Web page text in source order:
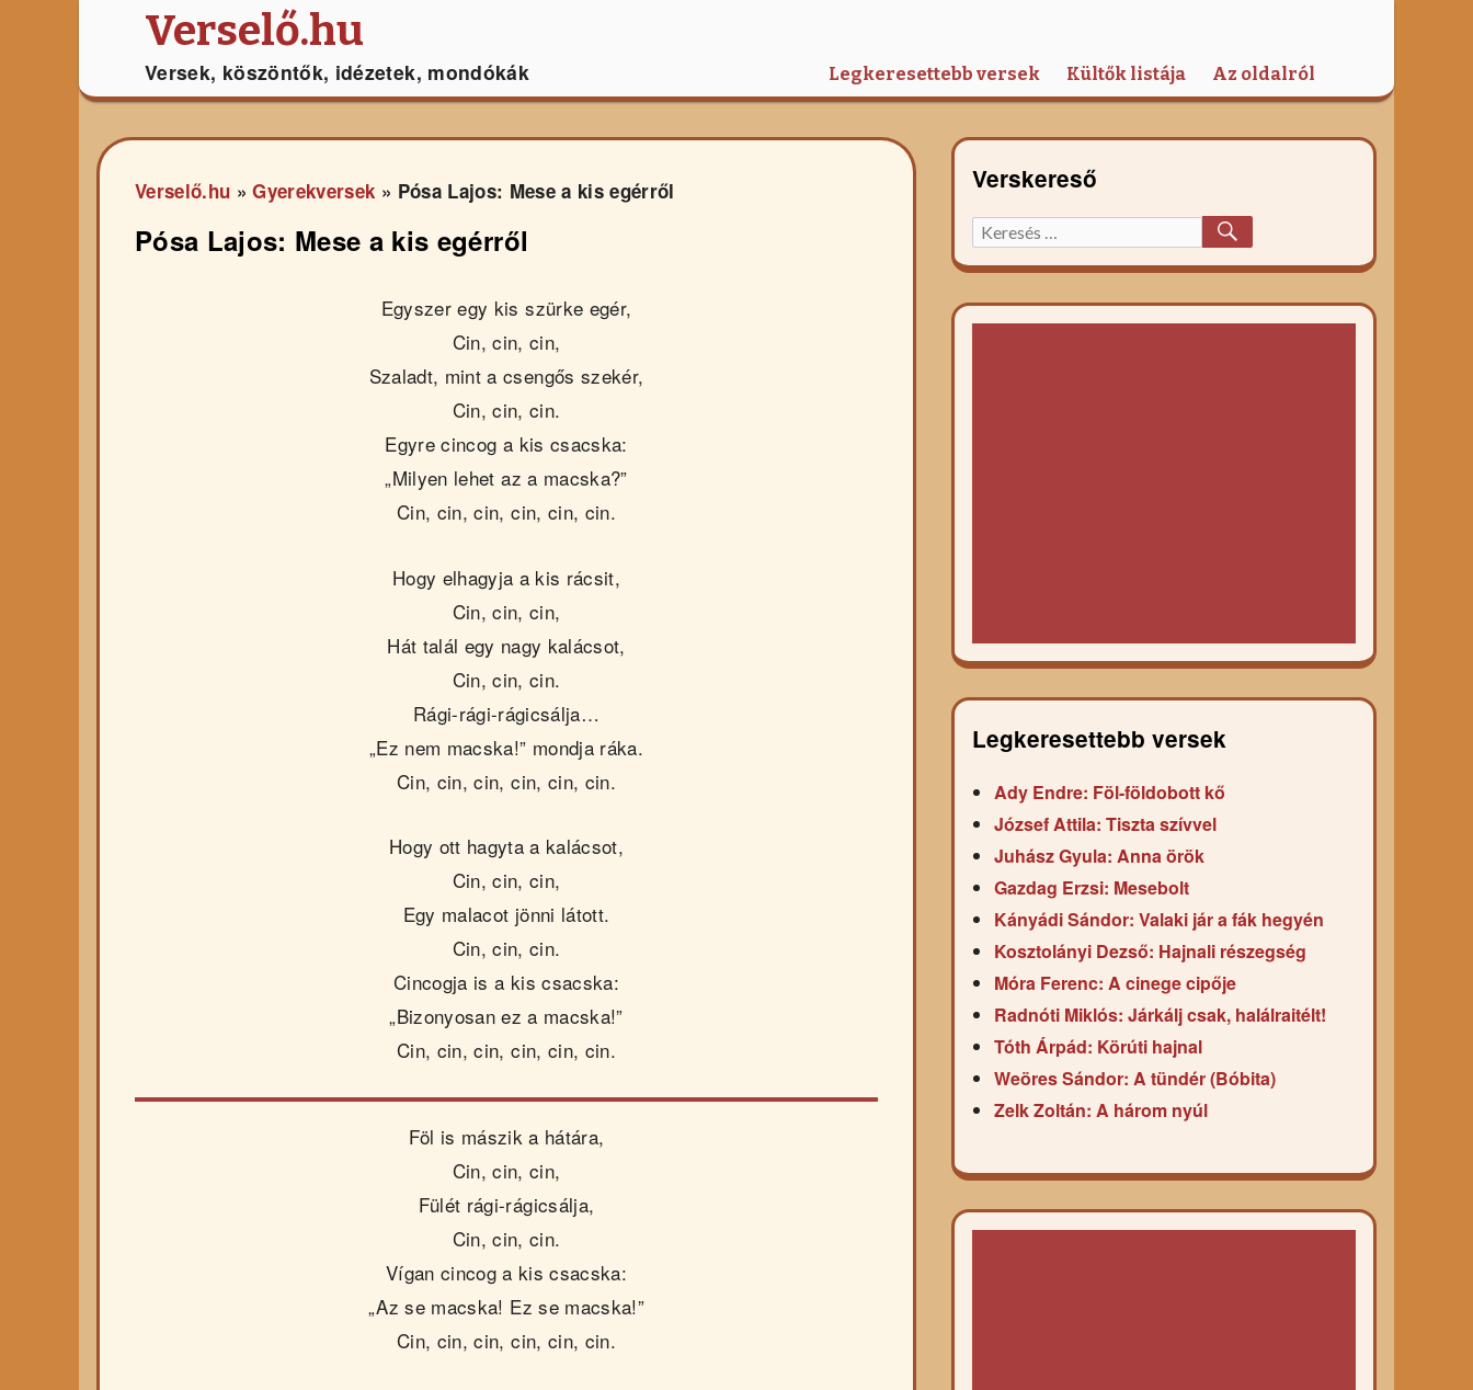
Verselő.hu
Versek, köszöntők, idézetek, mondókák Legkeresettebb versek Kültők listája Az oldalról
Verselő.hu »Gyerekversek » Pósa Lajos: Mese a kis egérről
Pósa Lajos: Mese a kis egérről
Egyszer egy kis szürke egér,
Cin, cin, cin,
Szaladt, mint a csengős szekér,
Cin, cin, cin.
Egyre cincog a kis csacska:
„Milyen lehet az a macska?”
Cin, cin, cin, cin, cin, cin.
Hogy elhagyja a kis rácsit,
Cin, cin, cin,
Hát talál egy nagy kalácsot,
Cin, cin, cin.
Rági-rági-rágicsálja…
„Ez nem macska!” mondja ráka.
Cin, cin, cin, cin, cin, cin.
Hogy ott hagyta a kalácsot,
Cin, cin, cin,
Egy malacot jönni látott.
Cin, cin, cin.
Cincogja is a kis csacska:
„Bizonyosan ez a macska!”
Cin, cin, cin, cin, cin, cin.
Föl is mászik a hátára,
Cin, cin, cin,
Fülét rági-rágicsálja,
Cin, cin, cin.
Vígan cincog a kis csacska:
„Az se macska! Ez se macska!”
Cin, cin, cin, cin, cin, cin.
Verskereső
Keresett
főzelék
Legkeresettebb versek
Ady Endre: Föl-földobott kő
József Attila: Tiszta szívvel
Juhász Gyula: Anna örök
Gazdag Erzsi: Mesebolt
Kányádi Sándor: Valaki jár a fák hegyén
Kosztolányi Dezső: Hajnali részegség
Móra Ferenc: A cinege cipője
Radnóti Miklós: Járkálj csak, halálraitélt!
Tóth Árpád: Körúti hajnal
Weöres Sándor: A tündér (Bóbita)
Zelk Zoltán: A három nyúl